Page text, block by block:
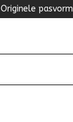
Originele pasvorm